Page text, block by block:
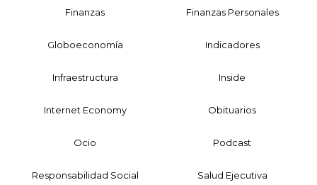
Finanzas Finanzas Personales
Globoeconomía Indicadores
Infraestructura Inside
Internet Economy Obituarios
Ocio Podcast
Responsabilidad Social Salud Ejecutiva